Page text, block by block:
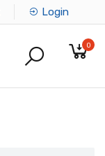
Login
0